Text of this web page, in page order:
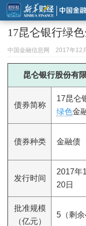
17昆仑银行绿
中国金融信息网 2017年12
昆仑银行股份有
债券简称
17昆仑
绿色金
债券种类 金融债
发行时间
2017年
20日
批准规模
（亿元）
5（剩余